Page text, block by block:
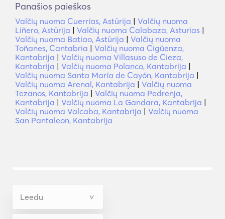
Panašios paieškos
Valčių nuoma Cuerrías, Astūrija | Valčių nuoma
Liñero, Astūrija | Valčių nuoma Calabaza, Asturias |
Valčių nuoma Batiao, Astūrija | Valčių nuoma
Toñanes, Cantabria | Valčių nuoma Cigüenza,
Kantabrija | Valčių nuoma Villasuso de Cieza,
Kantabrija | Valčių nuoma Polanco, Kantabrija |
Valčių nuoma Santa María de Cayón, Kantabrija |
Valčių nuoma Arenal, Kantabrija | Valčių nuoma
Tezanos, Kantabrija | Valčių nuoma Pedrenja,
Kantabrija | Valčių nuoma La Gandara, Kantabrija |
Valčių nuoma Valcaba, Kantabrija | Valčių nuoma
San Pantaleon, Kantabrija